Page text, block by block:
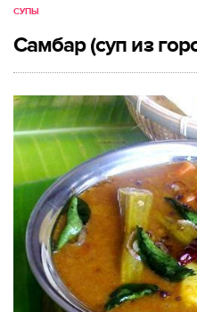
СУПЫ
Самбар (суп из